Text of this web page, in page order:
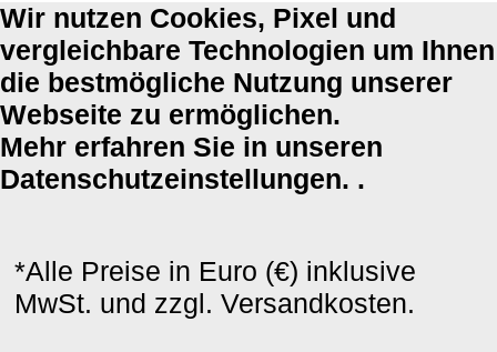
Wir nutzen Cookies, Pixel und
vergleichbare Technologien um Ihnen
die bestmögliche Nutzung unserer
Webseite zu ermöglichen.
Mehr erfahren Sie in unseren
Datenschutzeinstellungen. .
*Alle Preise in Euro (€) inklusive
MwSt. und zzgl. Versandkosten.